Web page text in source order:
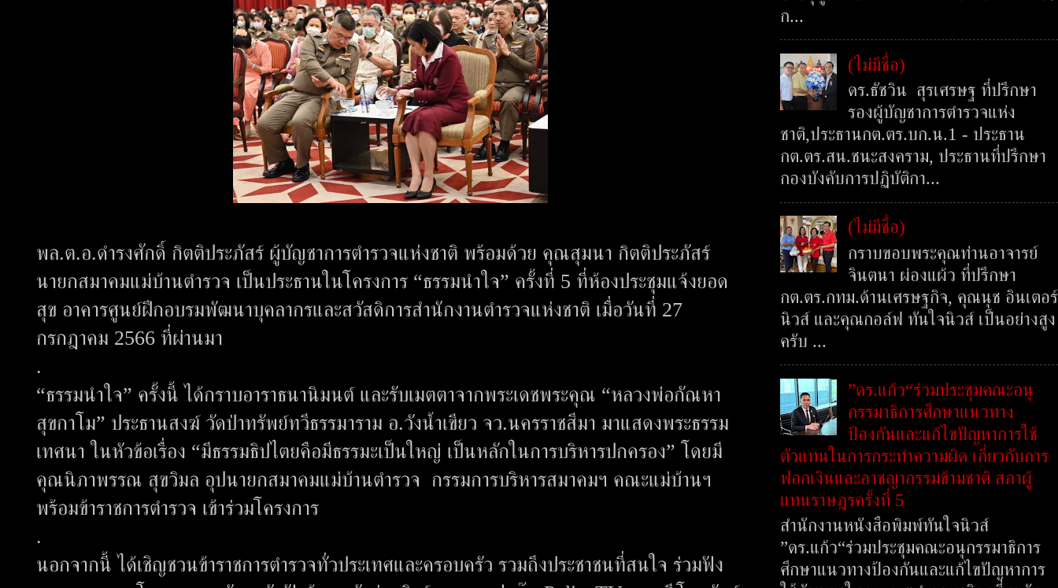
พล.ต.อ.ดำรงศักดิ์ กิตติประภัสร์ ผู้บัญชาการตำรวจแห่งชาติ พร้อมด้วย คุณสุมนา กิตติประภัสร์
นายกสมาคมแม่บ้านตำรวจ เป็นประธานในโครงการ “ธรรมนำใจ” ครั้งที่ 5 ที่ห้องประชุมแจ้งยอด
สุข อาคารศูนย์ฝึกอบรมพัฒนาบุคลากรและสวัสดิการสำนักงานตำรวจแห่งชาติ เมื่อวันที่ 27
กรกฎาคม 2566 ที่ผ่านมา
.
“ธรรมนำใจ” ครั้งนี้ ได้กราบอาราธนานิมนต์ และรับเมตตาจากพระเดชพระคุณ “หลวงพ่อกัณหา
สุขกาโม” ประธานสงฆ์ วัดป่าทรัพย์ทวีธรรมาราม อ.วังน้ำเขียว จว.นครราชสีมา มาแสดงพระธรรม
เทศนา ในหัวข้อเรื่อง “มีธรรมธิปไตยคือมีธรรมะเป็นใหญ่ เป็นหลักในการบริหารปกครอง” โดยมี
คุณนิภาพรรณ สุขวิมล อุปนายกสมาคมแม่บ้านตำรวจ กรรมการบริหารสมาคมฯ คณะแม่บ้านฯ
พร้อมข้าราชการตำรวจ เข้าร่วมโครงการ
.
นอกจากนี้ ได้เชิญชวนข้าราชการตำรวจทั่วประเทศและครอบครัว รวมถึงประชาชนที่สนใจ ร่วมฟัง
ก...
(ไม่มีชื่อ)
ดร.ธัชวิน สุรเศรษฐ ที่ปรึกษา
รองผู้บัญชาการตำรวจแห่ง
ชาติ,ประธานกต.ตร.บก.น.1 - ประธาน
กต.ตร.สน.ชนะสงคราม, ประธานที่ปรึกษา
กองบังคับการปฏิบัติกา...
(ไม่มีชื่อ)
กราบขอบพระคุณท่านอาจารย์
จินตนา ผ่องแผ้ว ที่ปรึกษา
กต.ตร.กทม.ด้านเศรษฐกิจ, คุณนุช อินเตอร์
นิวส์ และคุณกอล์ฟ ทันใจนิวส์ เป็นอย่างสูง
ครับ ...
”ดร.แก้ว“ร่วมประชุมคณะอนุ
กรรมาธิการศึกษาแนวทาง
ป้องกันและแก้ไขปัญหาการใช้
ตัวแทนในการกระทำความผิด เกี่ยวกับการ
ฟอกเงินและอาชญากรรมข้ามชาติ สภาผู้
แทนราษฎรครั้งที่ 5
สำนักงานหนังสือพิมพ์ทันใจนิวส์
”ดร.แก้ว“ร่วมประชุมคณะอนุกรรมาธิการ
ศึกษาแนวทางป้องกันและแก้ไขปัญหาการ